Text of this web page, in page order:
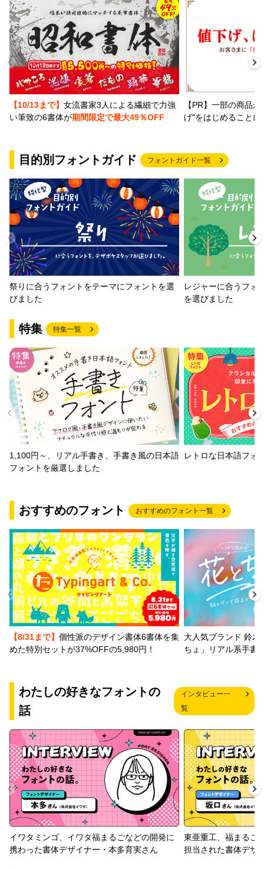
【10/13まで】 女流書家3人による繊細で力強
い筆致の6書体が期間限定で最大49％OFF
【PR】一部の商品
げ"をはじめること
目的別フォントガイド フォントガイド一覧
祭りに合うフォントをテーマにフォントを選
びました
レジャーに合うフォ
を選びました
特集 特集一覧
1,100円～、リアル手書き、手書き風の日本語
フォントを厳選しました
レトロな日本語フォ
おすすめのフォント おすすめのフォント一覧
【8/31まで】 個性派のデザイン書体6書体を集
めた特別セットが37%OFFの5,980円！
大人気ブランド 鈴木
ちょ」リアル系手書
わたしの好きなフォントの
話
インタビュー一
覧
イワタミンゴ、イワタ福まるごなどの開発に
携わった書体デザイナー・本多育実さん
東亜重工、福まるご
担当された書体デザ